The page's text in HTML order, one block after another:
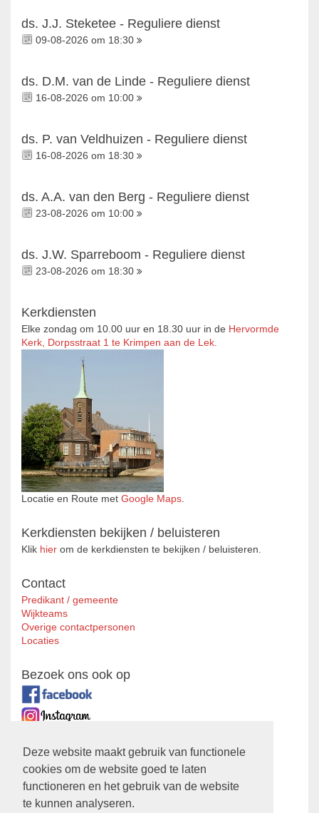
Deze website maakt gebruik van functionele
cookies om de website goed te laten
functioneren en het gebruik van de website
te kunnen analyseren.
ds. J.J. Steketee - Reguliere dienst
09-08-2026 om 18:30
ds. D.M. van de Linde - Reguliere dienst
16-08-2026 om 10:00
ds. P. van Veldhuizen - Reguliere dienst
16-08-2026 om 18:30
ds. A.A. van den Berg - Reguliere dienst
23-08-2026 om 10:00
ds. J.W. Sparreboom - Reguliere dienst
23-08-2026 om 18:30
Kerkdiensten
Elke zondag om 10.00 uur en 18.30 uur in de Hervormde
Kerk, Dorpsstraat 1 te Krimpen aan de Lek.
Locatie en Route met Google Maps.
Kerkdiensten bekijken / beluisteren
Klik hier om de kerkdiensten te bekijken / beluisteren.
Contact
Predikant / gemeente
Wijkteams
Overige contactpersonen
Locaties
Bezoek ons ook op
Zustergemeente
Ontmoetingskerk
Privacyverklaring